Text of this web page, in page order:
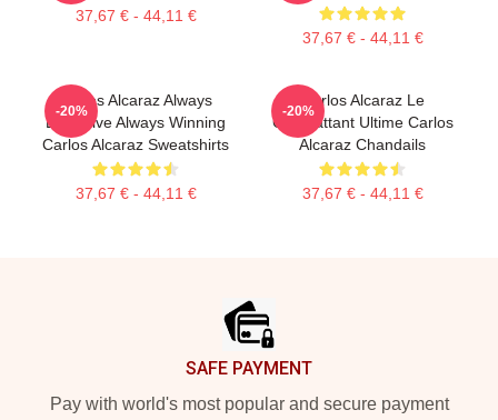
37,67 € - 44,11 €
37,67 € - 44,11 €
Carlos Alcaraz Always
Explosive Always Winning
Carlos Alcaraz Sweatshirts
37,67 € - 44,11 €
-20%
Carlos Alcaraz Le
Combattant Ultime Carlos
Alcaraz Chandails
37,67 € - 44,11 €
-20%
SAFE PAYMENT
Pay with world's most popular and secure payment